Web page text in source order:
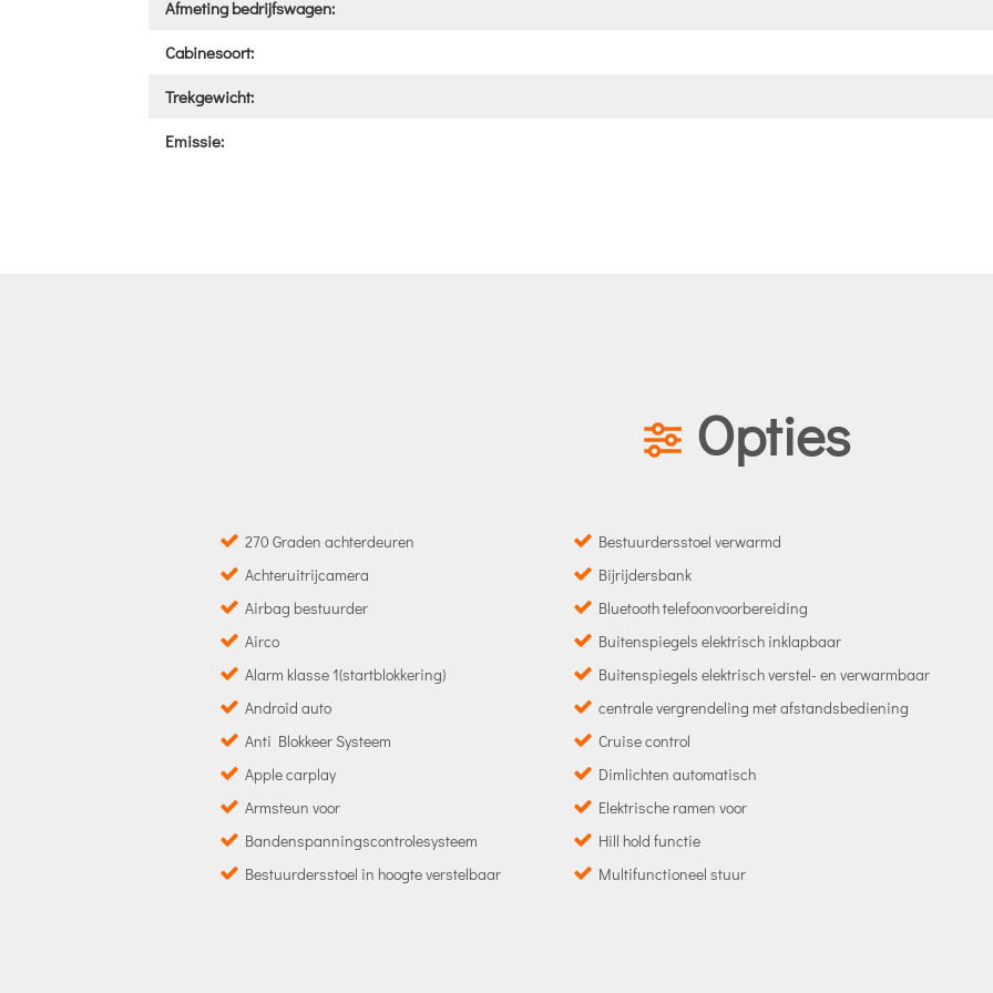
Afmeting bedrijfswagen:
Cabinesoort:
Trekgewicht:
Emissie:
Opties
270 Graden achterdeuren
Achteruitrijcamera
Airbag bestuurder
Airco
Alarm klasse 1(startblokkering)
Android auto
Anti Blokkeer Systeem
Apple carplay
Armsteun voor
Bandenspanningscontrolesysteem
Bestuurdersstoel in hoogte verstelbaar
Bestuurdersstoel verwarmd
Bijrijdersbank
Bluetooth telefoonvoorbereiding
Buitenspiegels elektrisch inklapbaar
Buitenspiegels elektrisch verstel- en verwarmbaar
centrale vergrendeling met afstandsbediening
Cruise control
Dimlichten automatisch
Elektrische ramen voor
Hill hold functie
Multifunctioneel stuur